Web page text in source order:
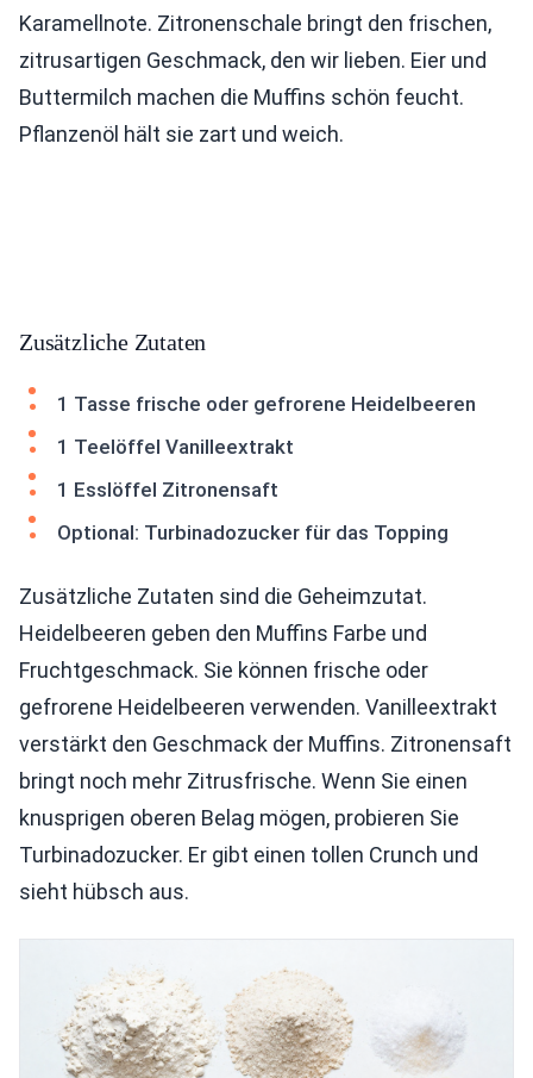
Karamellnote. Zitronenschale bringt den frischen,
zitrusartigen Geschmack, den wir lieben. Eier und
Buttermilch machen die Muffins schön feucht.
Pflanzenöl hält sie zart und weich.
Zusätzliche Zutaten
1 Tasse frische oder gefrorene Heidelbeeren
1 Teelöffel Vanilleextrakt
1 Esslöffel Zitronensaft
Optional: Turbinadozucker für das Topping
Zusätzliche Zutaten sind die Geheimzutat.
Heidelbeeren geben den Muffins Farbe und
Fruchtgeschmack. Sie können frische oder
gefrorene Heidelbeeren verwenden. Vanilleextrakt
verstärkt den Geschmack der Muffins. Zitronensaft
bringt noch mehr Zitrusfrische. Wenn Sie einen
knusprigen oberen Belag mögen, probieren Sie
Turbinadozucker. Er gibt einen tollen Crunch und
sieht hübsch aus.